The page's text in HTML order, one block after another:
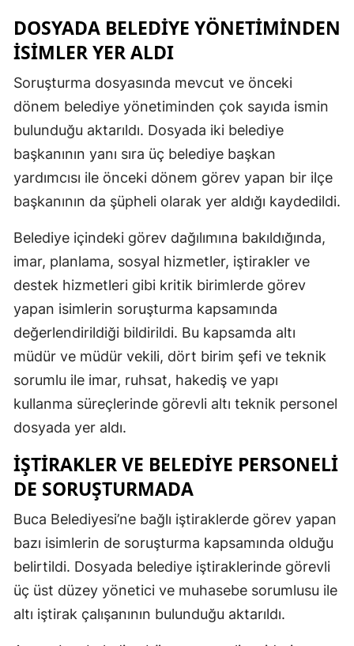
DOSYADA BELEDIYE YÖNETIMINDEN
ISIMLER YER ALDI
Soruşturma dosyasında mevcut ve önceki
dönem belediye yönetiminden çok sayıda ismin
bulunduğu aktarıldı. Dosyada iki belediye
başkanının yanı sıra üç belediye başkan
yardımcısı ile önceki dönem görev yapan bir ilçe
başkanının da şüpheli olarak yer aldığı kaydedildi.
Belediye içindeki görev dağılımına bakıldığında,
imar, planlama, sosyal hizmetler, iştirakler ve
destek hizmetleri gibi kritik birimlerde görev
yapan isimlerin soruşturma kapsamında
değerlendirildiği bildirildi. Bu kapsamda altı
müdür ve müdür vekili, dört birim şefi ve teknik
sorumlu ile imar, ruhsat, hakediş ve yapı
kullanma süreçlerinde görevli altı teknik personel
dosyada yer aldı.
İŞTIRAKLER VE BELEDIYE PERSONELI
DE SORUŞTURMADA
Buca Belediyesi’ne bağlı iştiraklerde görev yapan
bazı isimlerin de soruşturma kapsamında olduğu
belirtildi. Dosyada belediye iştiraklerinde görevli
üç üst düzey yönetici ve muhasebe sorumlusu ile
altı iştirak çalışanının bulunduğu aktarıldı.